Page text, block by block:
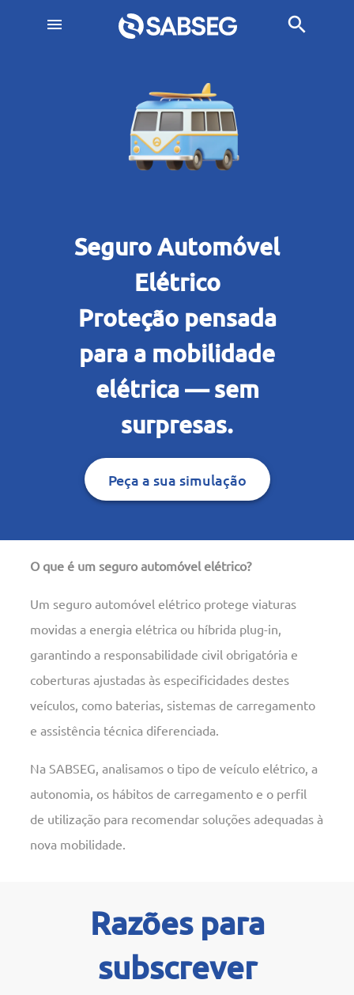
menu search
Seguro Automóvel
Elétrico
Proteção pensada
para a mobilidade
elétrica — sem
surpresas.
Peça a sua simulação
O que é um seguro automóvel elétrico?
Um seguro automóvel elétrico protege viaturas
movidas a energia elétrica ou híbrida plug-in,
garantindo a responsabilidade civil obrigatória e
coberturas ajustadas às especificidades destes
veículos, como baterias, sistemas de carregamento
e assistência técnica diferenciada.
Na SABSEG, analisamos o tipo de veículo elétrico, a
autonomia, os hábitos de carregamento e o perfil
de utilização para recomendar soluções adequadas à
nova mobilidade.
Razões para
subscrever